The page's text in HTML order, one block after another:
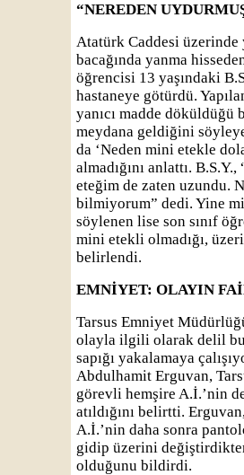
“NEREDEN
Atatürk Caddesi
bacağında yanma
öğrencisi 13 yaşındaki
hastaneye götürdü.
yanıcı madde
meydana geldiğini
da ‘Neden mini etekle
almadığını anlattı.
eteğim de zaten uzundu.
bilmiyorum” dedi. Yine
söylenen lise son sınıf
mini etekli olmadığı,
belirlendi.
EMNİYET: OLAYIN
Tarsus Emniyet
olayla ilgili olarak delil
sapığı yakalamaya
Abdulhamit Erguvan,
görevli hemşire A.İ.’nin
atıldığını belirtti.
A.İ.’nin daha sonra
gidip üzerini
olduğunu bildirdi.